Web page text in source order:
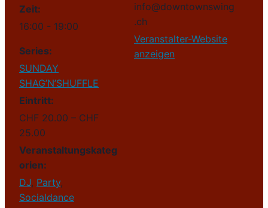
Zeit:
16:00 - 19:00
Series:
SUNDAY
SHAG’N’SHUFFLE
Eintritt:
CHF 20.00 – CHF
25.00
Veranstaltungskateg
orien:
DJ, Party,
Socialdance
info@downtownswing
.ch
Veranstalter-Website
anzeigen